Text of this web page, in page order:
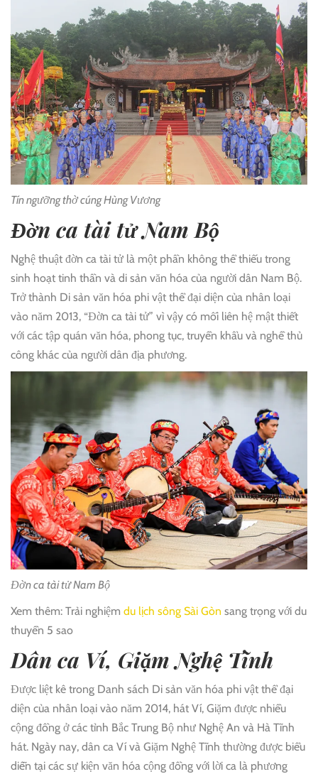
Tín ngưỡng thờ cúng Hùng Vương
Đờn ca tài tử Nam Bộ
Nghệ thuật đờn ca tài tử là một phần không thể thiếu trong
sinh hoạt tinh thần và di sản văn hóa của người dân Nam Bộ.
Trở thành Di sản văn hóa phi vật thể đại diện của nhân loại
vào năm 2013, “Đờn ca tài tử” vì vậy có mối liên hệ mật thiết
với các tập quán văn hóa, phong tục, truyền khẩu và nghề thủ
công khác của người dân địa phương.
Đờn ca tài tử Nam Bộ
Xem thêm: Trải nghiệm du lịch sông Sài Gòn sang trọng với du
thuyền 5 sao
Dân ca Ví, Giặm Nghệ Tĩnh
Được liệt kê trong Danh sách Di sản văn hóa phi vật thể đại
diện của nhân loại vào năm 2014, hát Ví, Giặm được nhiều
cộng đồng ở các tỉnh Bắc Trung Bộ như Nghệ An và Hà Tĩnh
hát. Ngày nay, dân ca Ví và Giặm Nghệ Tĩnh thường được biểu
diễn tại các sự kiện văn hóa cộng đồng với lời ca là phương